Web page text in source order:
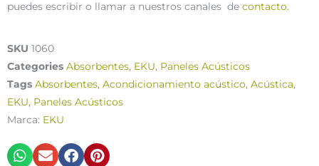
puedes escribir o llamar a nuestros canales de contacto.
SKU 1060
Categories Absorbentes, EKU, Paneles Acústicos
Tags Absorbentes, Acondicionamiento acústico, Acústica,
EKU, Paneles Acústicos
Marca: EKU